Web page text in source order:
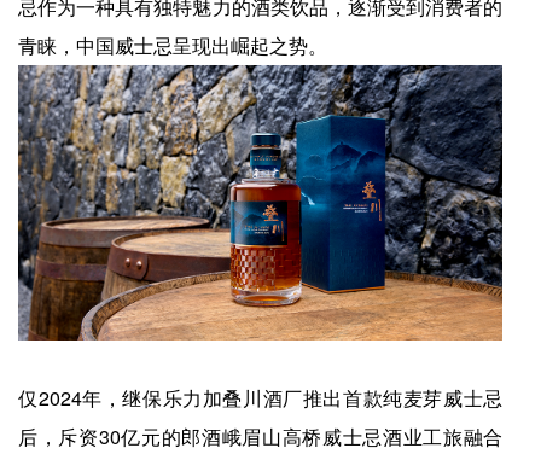
忌作为一种具有独特魅力的酒类饮品，逐渐受到消费者的
青睐，中国威士忌呈现出崛起之势。
仅2024年，继保乐力加叠川酒厂推出首款纯麦芽威士忌
后，斥资30亿元的郎酒峨眉山高桥威士忌酒业工旅融合